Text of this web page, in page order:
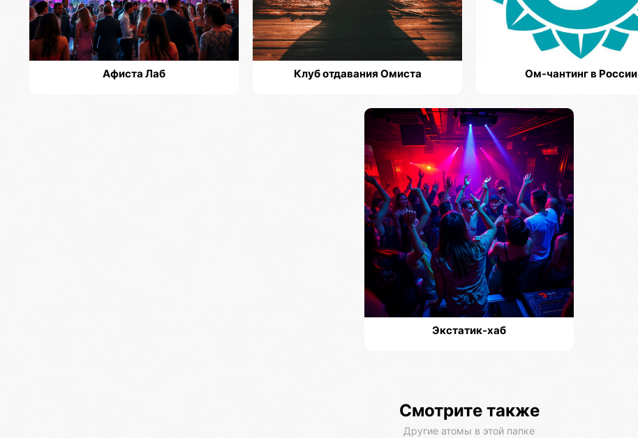
Афиста Лаб Клуб отдавания Омиста Ом-чантинг в России
Экстатик-хаб
Смотрите также
Другие атомы в этой папке